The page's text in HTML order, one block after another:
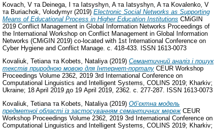
Kovach, V та Deinega, I та Iatsyshyn, Aта Iatsyshyn, Aта Kovalenko, V
та Buriachok, Volodymyr(2019) Electronic Social Networks as Supporting
Means of Educational Process in Higher Education Institutions CMiGIN
2019 Conflict Management in Global Information Networks Proceedings of
the International Workshop on Conflict Management in Global Information
Networks (CMiGIN 2019) co-located with 1st International Conference on
Cyber Hygiene and Conflict Manage. с. 418-433. ISSN 1613-0073
Kovaliuk, Tetianaта Kobets, Nataliya(2019) Cемантичний аналіз і пошук
текстів природною мовою для Інтернет-порталу CEUR Workshop
Proceedings Volume 2362, 2019 3rd International Conference on
Computational Linguistics and Intelligent Systems, COLINS 2019; Kharkiv;
Ukraine; 18 April 2019 до 19 April 2019, 2362. с. 277-287. ISSN 1613-0073
Kovaliuk, Tetianaта Kobets, Nataliya(2019) Об’єктна модель
предметної області із застосуванням семантичних мережCEUR
Workshop Proceedings Volume 2362, 2019 3rd International Conference on
Computational Linguistics and Intelligent Systems, COLINS 2019; Kharkiv;